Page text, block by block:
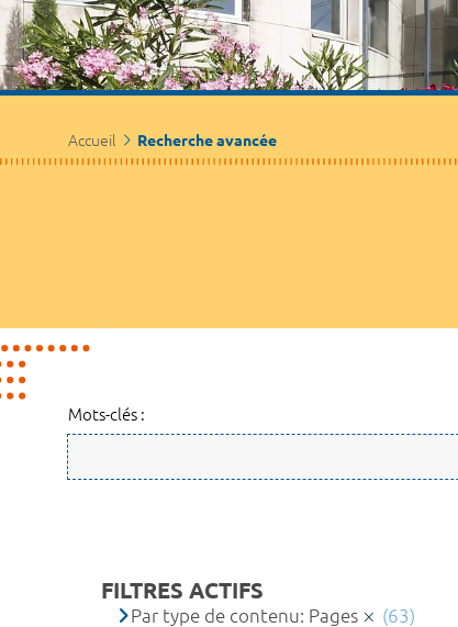
Accueil Recherche avancée
Mots-clés :
FILTRES ACTIFS
Par type de contenu: Pages
(63)